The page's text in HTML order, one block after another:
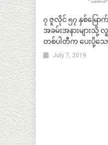
၇ ဇူလိုင် ၅၇ နှစ်မြေ
အခမ်းအနားများ
တစ်ပါတီက ပေးပို့သ
July 7, 2019